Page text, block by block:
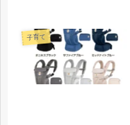
子育て